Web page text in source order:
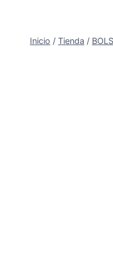
Inicio / Tienda /